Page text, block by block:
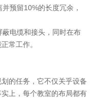
预留10%的长度冗余，
电缆和接头，同时在布
常工作。
的任务，它不仅关乎设备
上，每个教室的布局都有